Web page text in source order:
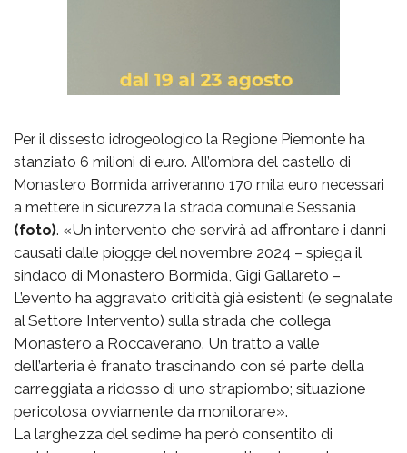
Per il dissesto idrogeologico la Regione Piemonte ha
stanziato 6 milioni di euro. All’ombra del castello di
Monastero Bormida arriveranno 170 mila euro necessari
a mettere in sicurezza la strada comunale Sessania
(foto). «Un intervento che servirà ad affrontare i danni
causati dalle piogge del novembre 2024 – spiega il
sindaco di Monastero Bormida, Gigi Gallareto –
L’evento ha aggravato criticità già esistenti (e segnalate
al Settore Intervento) sulla strada che collega
Monastero a Roccaverano. Un tratto a valle
dell’arteria è franato trascinando con sé parte della
carreggiata a ridosso di uno strapiombo; situazione
pericolosa ovviamente da monitorare».
La larghezza del sedime ha però consentito di